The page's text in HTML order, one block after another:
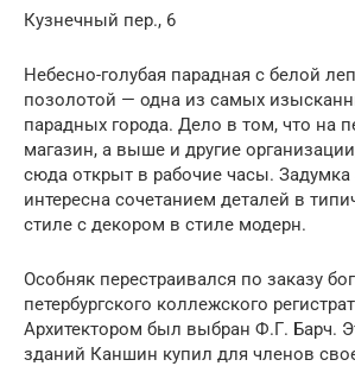
Кузнечный пер., 6
Небесно-голубая парадная с белой
позолотой — одна из самых
парадных города. Дело в том, что на
магазин, а выше и другие
сюда открыт в рабочие часы. Задумка
интересна сочетанием деталей в
стиле с декором в стиле модерн.
Особняк перестраивался по заказу
петербургского коллежского
Архитектором был выбран Ф.Г. Барч.
зданий Каншин купил для членов